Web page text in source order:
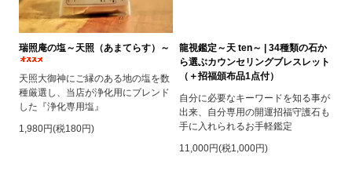
瑞照庵の塩～天照（あまてらす）～
天照大御神にご縁のある地の塩を数
種厳選し、当店が浄化用にブレンド
した『浄化専用塩』
1,980円(税180円)
龍視鑑定～天 ten～ | 34種類の石か
ら選ぶカウンセリングブレスレット
（＋招福頒布品1点付）
自分に必要なキーワードを知る事が
出来、自分専用の開運招福守護石も
手に入れられるお手軽鑑定
11,000円(税1,000円)